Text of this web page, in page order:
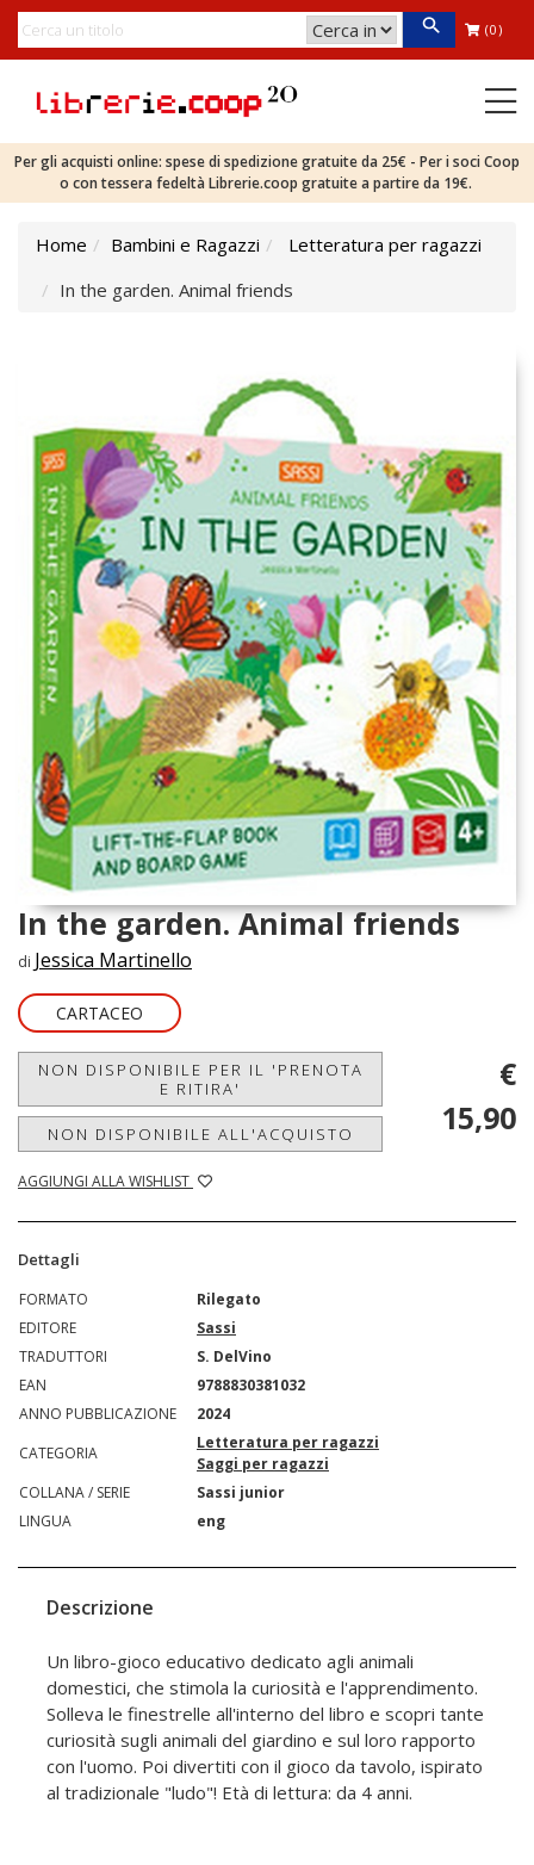
(0)
Per gli acquisti online: spese di spedizione gratuite da 25€ - Per i soci Coop
o con tessera fedeltà Librerie.coop gratuite a partire da 19€.
Home Bambini e Ragazzi
Letteratura per ragazzi
In the garden. Animal friends
In the garden. Animal friends
di Jessica Martinello
CARTACEO
NON DISPONIBILE PER IL 'PRENOTA
E RITIRA'
NON DISPONIBILE ALL'ACQUISTO
AGGIUNGI ALLA WISHLIST
€
15,90
Dettagli
FORMATO
Rilegato
EDITORE
Sassi
TRADUTTORI
S. DelVino
EAN
9788830381032
ANNO PUBBLICAZIONE
2024
CATEGORIA
Letteratura per ragazzi
Saggi per ragazzi
COLLANA / SERIE
Sassi junior
LINGUA
eng
Descrizione
Un libro-gioco educativo dedicato agli animali
domestici, che stimola la curiosità e l'apprendimento.
Solleva le finestrelle all'interno del libro e scopri tante
curiosità sugli animali del giardino e sul loro rapporto
con l'uomo. Poi divertiti con il gioco da tavolo, ispirato
al tradizionale "ludo"! Età di lettura: da 4 anni.